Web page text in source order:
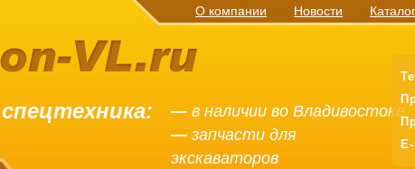
О компании Новости
— в наличии во Владивостоке
— запчасти для
экскаваторов